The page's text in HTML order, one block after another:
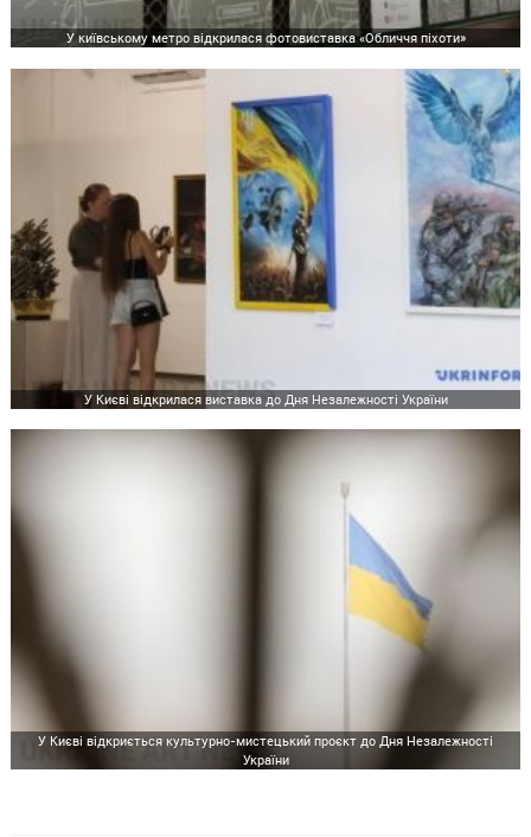
У київському метро відкрилася фотовиставка «Обличчя піхоти»
У Києві відкрилася виставка до Дня Незалежності України
У Києві відкриється культурно-мистецький проєкт до Дня Незалежності
України